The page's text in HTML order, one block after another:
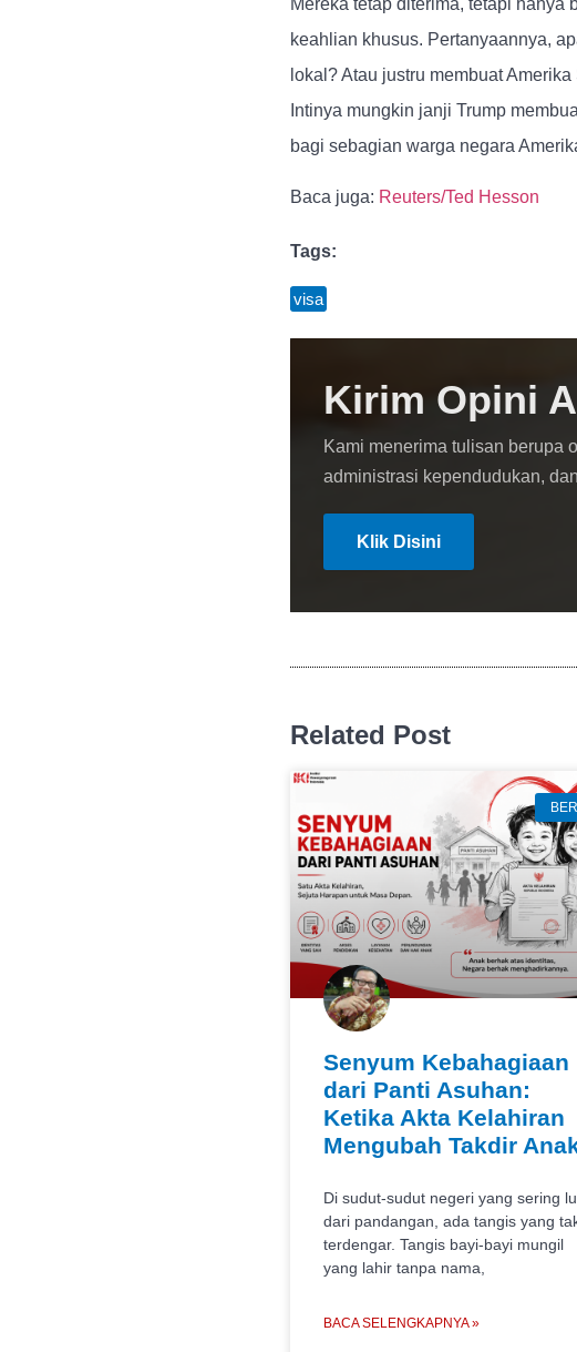
keahlian khusus. Pertanyaannya,
lokal? Atau justru membuat
Intinya mungkin janji Trump
bagi sebagian warga negara
Baca juga: Reuters/Ted Hesson
Tags:
visa
Kirim Opini
Kami menerima tulisan berupa
administrasi kependudukan,
Klik Disini
Related Post
Senyum Kebahagiaan
dari Panti Asuhan:
Ketika Akta Kelahiran
Mengubah Takdir
Di sudut-sudut negeri yang sering
dari pandangan, ada tangis yang
terdengar. Tangis bayi-bayi mungil
yang lahir tanpa nama,
BACA SELENGKAPNYA »